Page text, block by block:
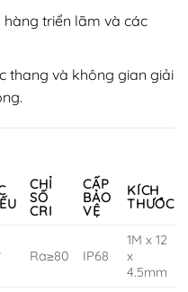
hàng triển lãm và các
thang và không gian giải
CHỈ
SỐ
CRI
CẤP
BẢO
VỆ
KÍCH
THƯỚC
Ra≥80 IP68
1M x 12
x
4.5mm